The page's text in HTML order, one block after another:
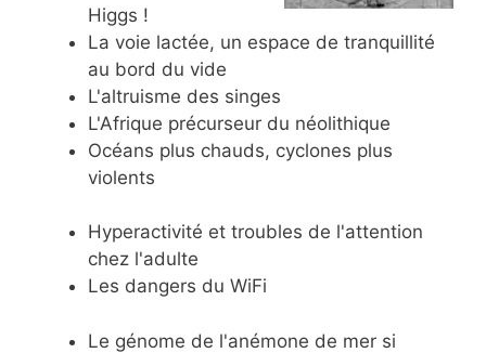
Higgs !
La voie lactée, un espace de tranquillité
au bord du vide
L'altruisme des singes
L'Afrique précurseur du néolithique
Océans plus chauds, cyclones plus
violents
Hyperactivité et troubles de l'attention
chez l'adulte
Les dangers du WiFi
Le génome de l'anémone de mer si